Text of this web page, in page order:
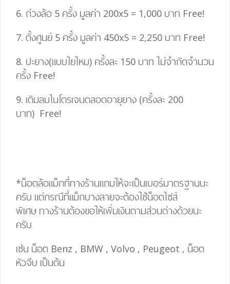
6. ถ่วงล้อ 5 ครั้ง มูลค่า 200x5 = 1,000 บาท Free!
7. ตั้งศูนย์ 5 ครั้ง มูลค่า 450x5 = 2,250 บาท Free!
8. ปะยาง(แบบใยไหม) ครั้งละ 150 บาท ไม่จำกัดจำนวน
ครั้ง Free!
9. เติมลมไนโตรเจนตลอดอายุยาง (ครั้งละ 200
บาท) Free!
*น็อตล้อแม็กที่ทางร้านแถมให้จะเป็นเบอร์มาตรฐานนะ
ครับ แต่กรณีที่แม็กบางลายจะต้องใช้น็อตไซส์
พิเศษ ทางร้านต้องขอให้เพิ่มเงินตามส่วนต่างด้วยนะ
ครับ
เช่น น็อต Benz , BMW , Volvo , Peugeot , น็อต
หัวจีบ เป็นต้น